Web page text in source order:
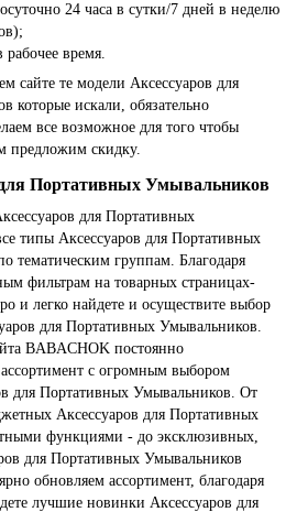
24 часа в сутки/7 дней в неделю
время.
те модели Аксессуаров для
которые искали, обязательно
все возможное для того чтобы
предложим скидку.
Портативных Умывальников
для Портативных
типы Аксессуаров для Портативных
тематическим группам. Благодаря
фильтрам на товарных страницах-
и легко найдете и осуществите выбор
для Портативных Умывальников.
BABACHOK постоянно
с огромным выбором
для Портативных Умывальников. От
Аксессуаров для Портативных
функциями - до эксклюзивных,
для Портативных Умывальников
обновляем ассортимент, благодаря
лучшие новинки Аксессуаров для